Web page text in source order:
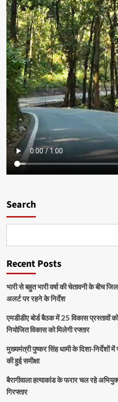
Search
Recent Posts
भारी से बहुत भारी वर्षा की चेतावनी के बीच
अलर्ट पर रहने के निर्देश
एमडीडीए बोर्ड बैठक में 25 विकास प्रस्तावों
नियोजित विकास को मिलेगी रफ्तार
मुख्यमंत्री पुष्कर सिंह धामी के दिशा-निर्देशों
की हुई समीक्षा
बैरागीवाला हत्याकांड के फरार चल रहे
गिरफ्तार